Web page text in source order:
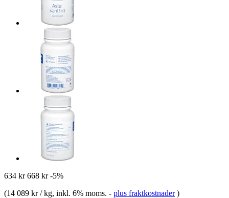
634 kr 668 kr -5%
(14 089 kr / kg, inkl. 6% moms. - plus fraktkostnader )